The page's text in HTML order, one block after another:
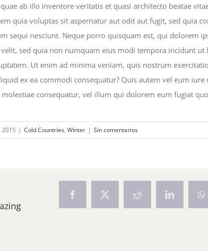
ab illo inventore veritatis et quasi architecto beatae
quia voluptas sit aspernatur aut odit aut fugit, sed quia
sequi nesciunt. Neque porro quisquam est, qui dolorem
sed quia non numquam eius modi tempora incidunt ut
Ut enim ad minima veniam, quis nostrum
ex ea commodi consequatur? Quis autem vel eum
consequatur, vel illum qui dolorem eum fugiat
2015 | Cold Countries, Winter | Sin comentarios
FacebookTwitter Reddit LinkedIn